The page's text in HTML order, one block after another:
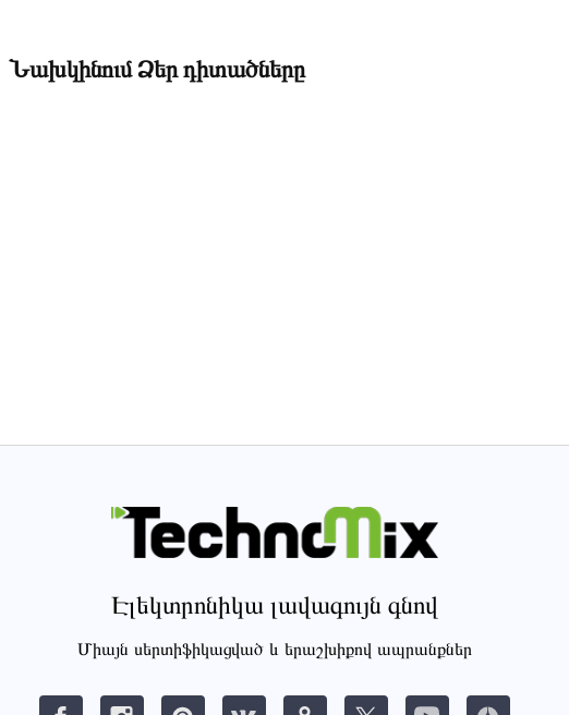
Նախկինում Ձեր դիտածները
Էլեկտրոնիկա լավագույն գնով
Միայն սերտիֆիկացված և երաշխիքով ապրանքներ